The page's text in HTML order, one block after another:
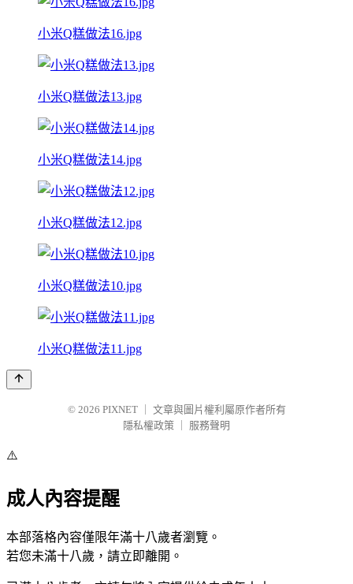
小米Q糕做法16.jpg
小米Q糕做法13.jpg
小米Q糕做法14.jpg
小米Q糕做法12.jpg
小米Q糕做法10.jpg
小米Q糕做法11.jpg
© 2026 PIXNET
文章與圖片權利屬原作者所有
隱私權政策
服務聲明
⚠️
成人內容提醒
本部落格內容僅限年滿十八歲者瀏覽。
若您未滿十八歲，請立即離開。